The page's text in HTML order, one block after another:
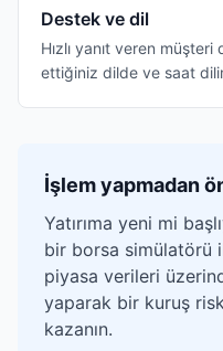
Destek ve dil
Hızlı yanıt veren
ettiğiniz dilde ve saat
İşlem yapmadan
Yatırıma yeni mi
bir borsa simülatörü
piyasa verileri
yaparak bir kuruş
kazanın.